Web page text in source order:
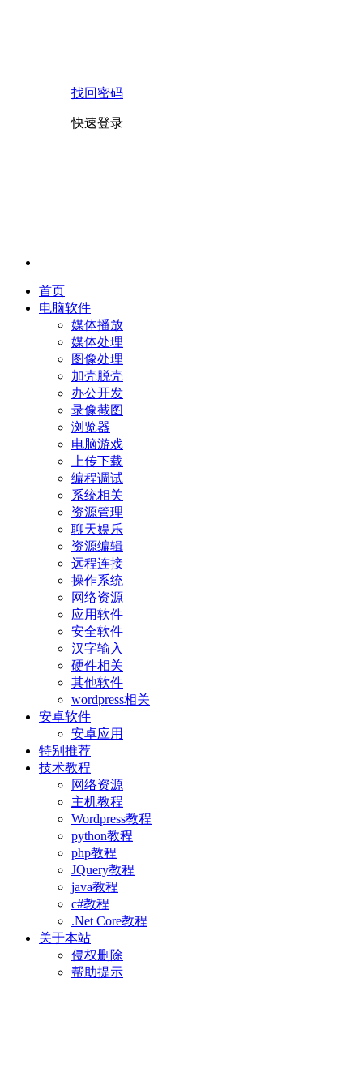
找回密码
快速登录
首页
电脑软件
媒体播放
媒体处理
图像处理
加壳脱壳
办公开发
录像截图
浏览器
电脑游戏
上传下载
编程调试
系统相关
资源管理
聊天娱乐
资源编辑
远程连接
操作系统
网络资源
应用软件
安全软件
汉字输入
硬件相关
其他软件
wordpress相关
安卓软件
安卓应用
特别推荐
技术教程
网络资源
主机教程
Wordpress教程
python教程
php教程
JQuery教程
java教程
c#教程
.Net Core教程
关于本站
侵权删除
帮助提示